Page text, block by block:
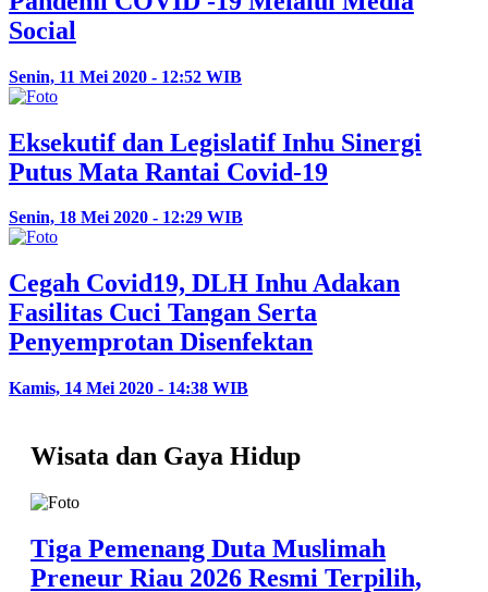
Social
Senin, 11 Mei 2020 - 12:52 WIB
Eksekutif dan Legislatif Inhu Sinergi
Putus Mata Rantai Covid-19
Senin, 18 Mei 2020 - 12:29 WIB
Cegah Covid19, DLH Inhu Adakan
Fasilitas Cuci Tangan Serta
Penyemprotan Disenfektan
Kamis, 14 Mei 2020 - 14:38 WIB
Wisata dan Gaya Hidup
Tiga Pemenang Duta Muslimah
Preneur Riau 2026 Resmi Terpilih,